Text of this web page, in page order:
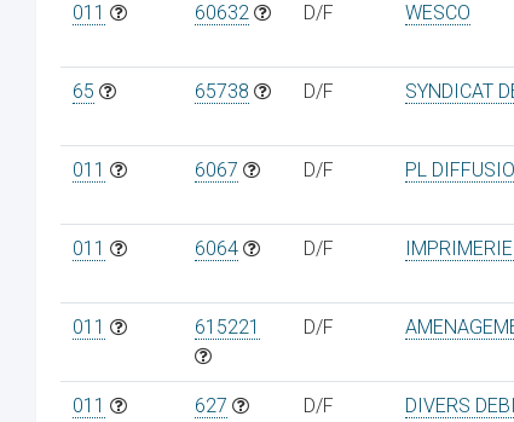
011 60632 D/F WESCO
65 65738 D/F SYNDICAT
011 6067 D/F PL
011 6064 D/F
011 615221 D/F
011 627 D/F DIVERS